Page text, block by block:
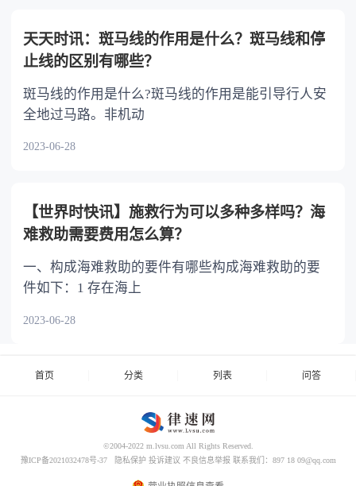
天天时讯：斑马线的作用是什么？斑马线和停
止线的区别有哪些？
斑马线的作用是什么?斑马线的作用是能引导行人安
全地过马路。非机动
2023-06-28
【世界时快讯】施救行为可以多种多样吗？海
难救助需要费用怎么算？
一、构成海难救助的要件有哪些构成海难救助的要
件如下：1 存在海上
2023-06-28
首页 分类 列表 问答
©2004-2022 m.lvsu.com All Rights Reserved.
豫ICP备2021032478号-37
隐私保护 投诉建议 不良信息举报 联系我们：897 18 09@qq.com